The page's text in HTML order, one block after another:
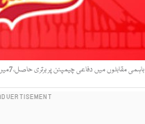
باہمی مقابلوں میں دفاعی چیمپئن پر برتری حاصل،7میں سے4 میچز جیتے۔ فوٹو: سوشل میڈیا